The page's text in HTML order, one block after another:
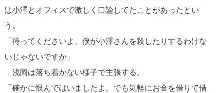
は小澤とオフィスで激しく口論してたことがあったとい
う。
「待ってくださいよ、僕が小澤さんを殺したりするわけな
いじゃないですか」
浅岡は落ち着かない様子で主張する。
「確かに恨んではいましたよ。でも気軽にお金を借りて借